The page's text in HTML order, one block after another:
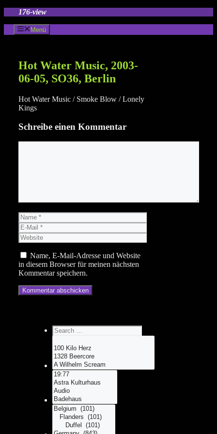
springen
176-view
Menü
Hot Water Music, 2003-
06-05, SO36, Berlin
Hot Water Music / Smoke Blow / Lonely
Kings
Schreibe einen Kommentar
Name
E-
Mail
Website
Name, E-Mail-Adresse und Website
in diesem Browser für meinen nächsten
Kommentar speichern.